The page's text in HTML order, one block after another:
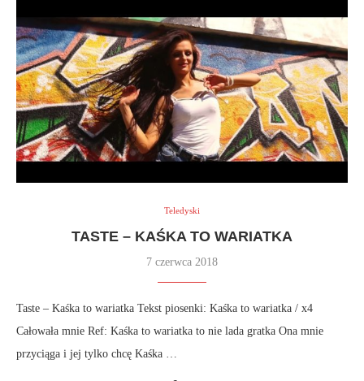
Teledyski
TASTE – KAŚKA TO WARIATKA
7 czerwca 2018
Taste – Kaśka to wariatka Tekst piosenki: Kaśka to wariatka / x4
Całowała mnie Ref: Kaśka to wariatka to nie lada gratka Ona mnie
przyciąga i jej tylko chcę Kaśka …